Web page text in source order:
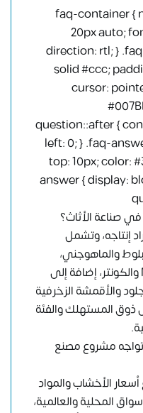
.faq-container {
20px auto;
direction: rtl; }
solid #ccc;
cursor:
question::after {
left: 0; } .faq-
top: 10px; color:
answer { display:
صناعة الأثاث؟
إنتاجه، وتشمل
والماهوجني،
والأخشاب المصنعة مثل الـ MDF والكونتر، إضافة إلى
والأقمشة الزخرفية
ذوق المستهلك والفئة
مشروع مصنع
أسعار الأخشاب والمواد
المحلية والعالمية،